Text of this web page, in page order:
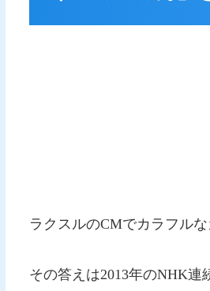
ラクスルのCMでカラフル
その答えは2013年のNHK連